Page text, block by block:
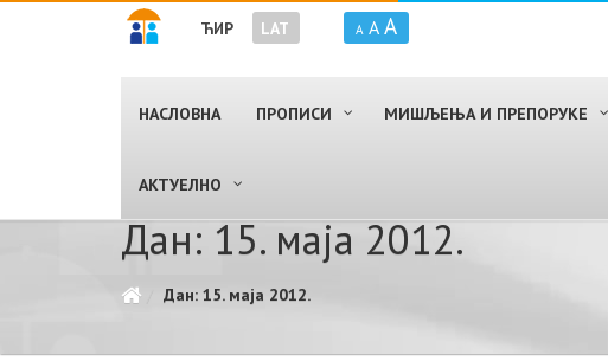
ЋИР LAT A A A
НАСЛОВНА ПРОПИСИ МИШЉЕЊА И ПРЕПОРУКЕ
AКТУЕЛНО
Дан: 15. маја 2012.
Дан: 15. маја 2012.